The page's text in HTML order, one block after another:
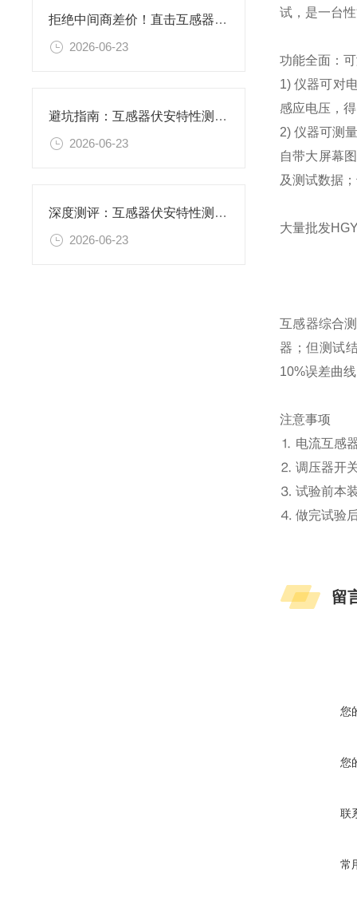
拒绝中间商差价！直击互感器伏安特性测试仪厂家——上海胜绪
2026-06-23
避坑指南：互感器伏安特性测试仪怎么选择？认准上海胜绪
2026-06-23
深度测评：互感器伏安特性测试仪哪家口碑好？上海胜绪备受青睐
2026-06-23
试，是一台
功能全面：
1) 仪器可对
感应电压，
2) 仪器可测
自带大屏幕
及测试数据
大量批发
互感器综合
器；但测试
10%误差曲
注意事项
⒈ 电流互感
⒉ 调压器开
⒊ 试验前本
⒋ 做完试验
留
您
您
联
常